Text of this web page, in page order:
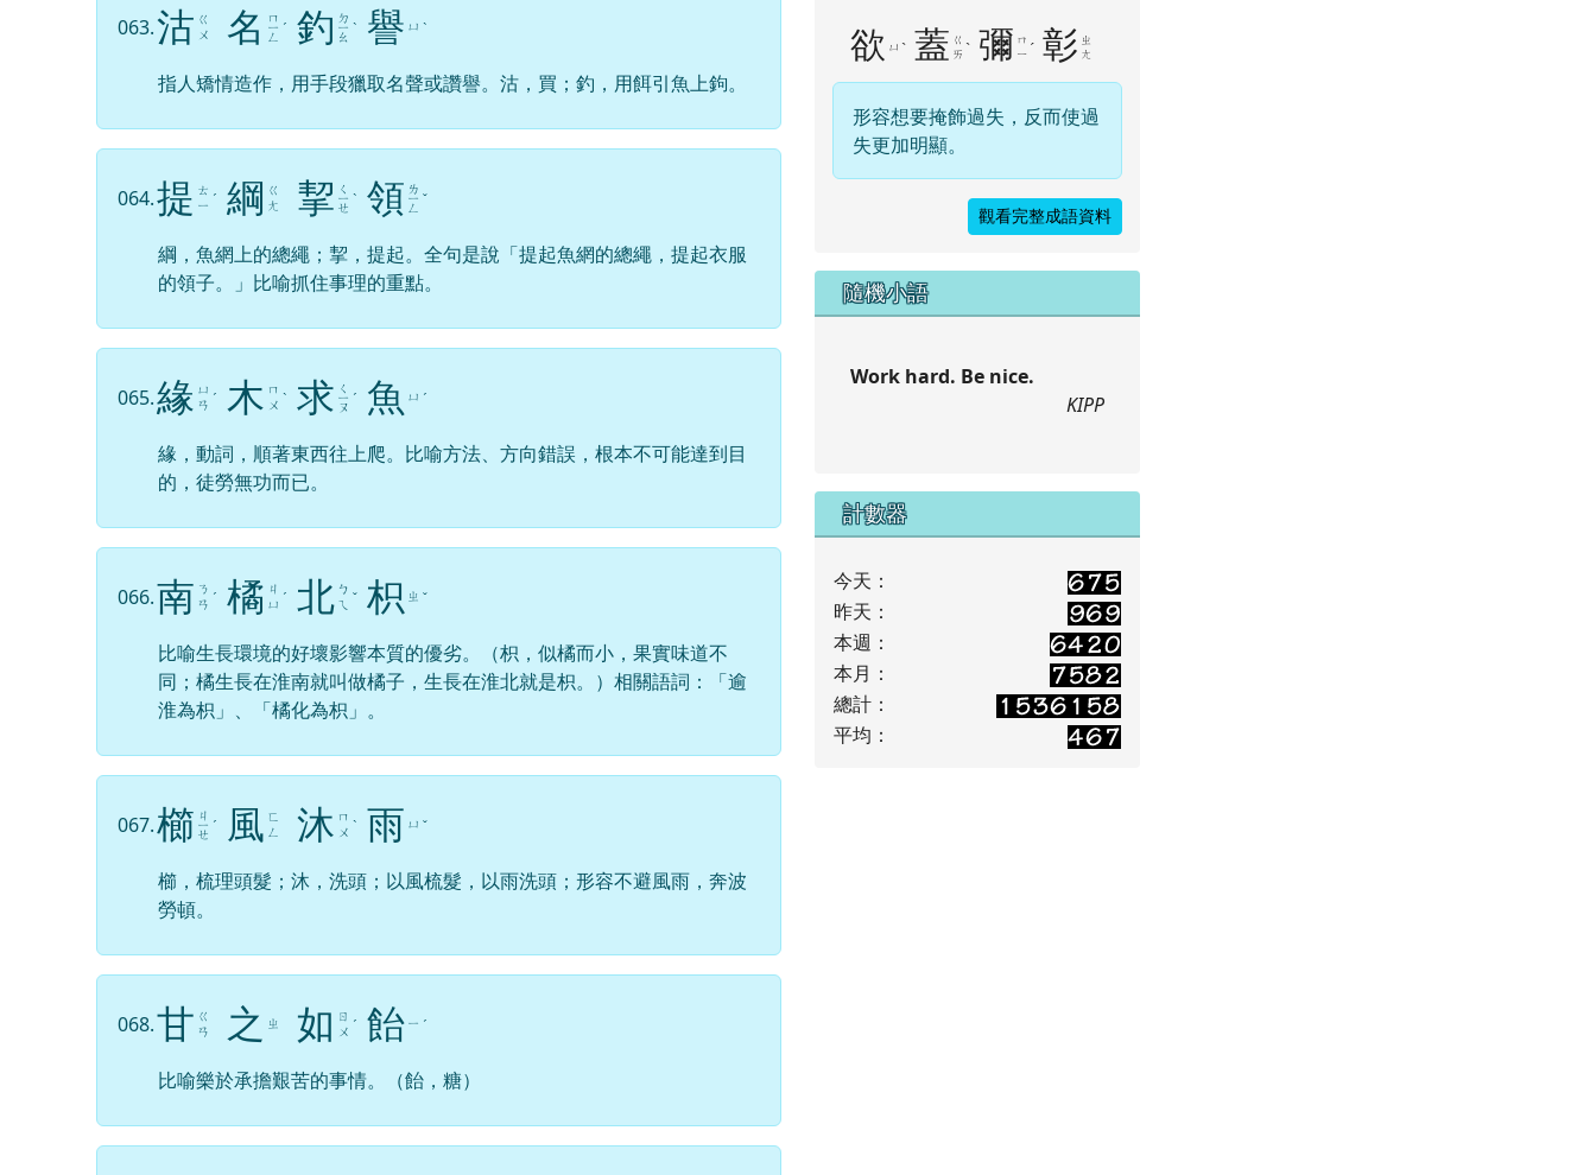
063.沽 ㄍ
ㄨ
名 ㄇ
ㄧ
ㄥ
ˊ 釣 ㄉ
ㄧ
ㄠ
ˋ 譽 ㄩ ˋ
指人矯情造作，用手段獵取名聲或讚譽。沽，買；釣，用餌引魚上鉤。
064.提 ㄊ
ㄧ ˊ 綱
ㄍ
ㄤ
挈 ㄑ
ㄧ
ㄝ
ˋ 領 ㄌ
ㄧ
ㄥ
ˇ
綱，魚網上的總繩；挈，提起。全句是說「提起魚網的總繩，提起衣服
的領子。」比喻抓住事理的重點。
065.緣 ㄩ
ㄢ ˊ 木 ㄇ
ㄨ ˋ 求 ㄑ
ㄧ
ㄡ
ˊ 魚 ㄩ ˊ
緣，動詞，順著東西往上爬。比喻方法、方向錯誤，根本不可能達到目
的，徒勞無功而已。
066.南 ㄋ
ㄢ ˊ 橘 ㄐ
ㄩ ˊ 北 ㄅ
ㄟ ˇ 枳 ㄓ ˇ
比喻生長環境的好壞影響本質的優劣。（枳，似橘而小，果實味道不
同；橘生長在淮南就叫做橘子，生長在淮北就是枳。）相關語詞：「逾
淮為枳」、「橘化為枳」。
067.櫛 ㄐ
ㄧ
ㄝ
ˊ 風 ㄈ
ㄥ
沐 ㄇ
ㄨ ˋ 雨 ㄩ ˇ
櫛，梳理頭髮；沐，洗頭；以風梳髮，以雨洗頭；形容不避風雨，奔波
勞頓。
068.甘 ㄍ
ㄢ
之 ㄓ 如 ㄖ
ㄨ ˊ 飴 ㄧ ˊ
比喻樂於承擔艱苦的事情。（飴，糖）
欲 ㄩ ˋ 蓋 ㄍ
ㄞ ˋ 彌 ㄇ
ㄧ ˊ 彰 ㄓ
ㄤ
形容想要掩飾過失，反而使過
失更加明顯。
觀看完整成語資料
隨機小語
Work hard. Be nice.
KIPP
計數器
今天：
昨天：
本週：
本月：
總計：
平均：